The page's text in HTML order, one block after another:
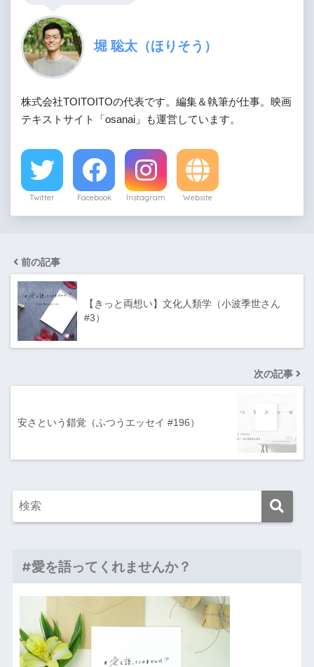
堀 聡太（ほりそう）
株式会社TOITOITOの代表です。編集＆執筆が仕事。映画
テキストサイト「osanai」も運営しています。
Twitter Facebook Instagram Website
前の記事
【きっと両想い】文化人類学（小波季世さん
#3）
次の記事
安さという錯覚（ふつうエッセイ #196）
#愛を語ってくれませんか？